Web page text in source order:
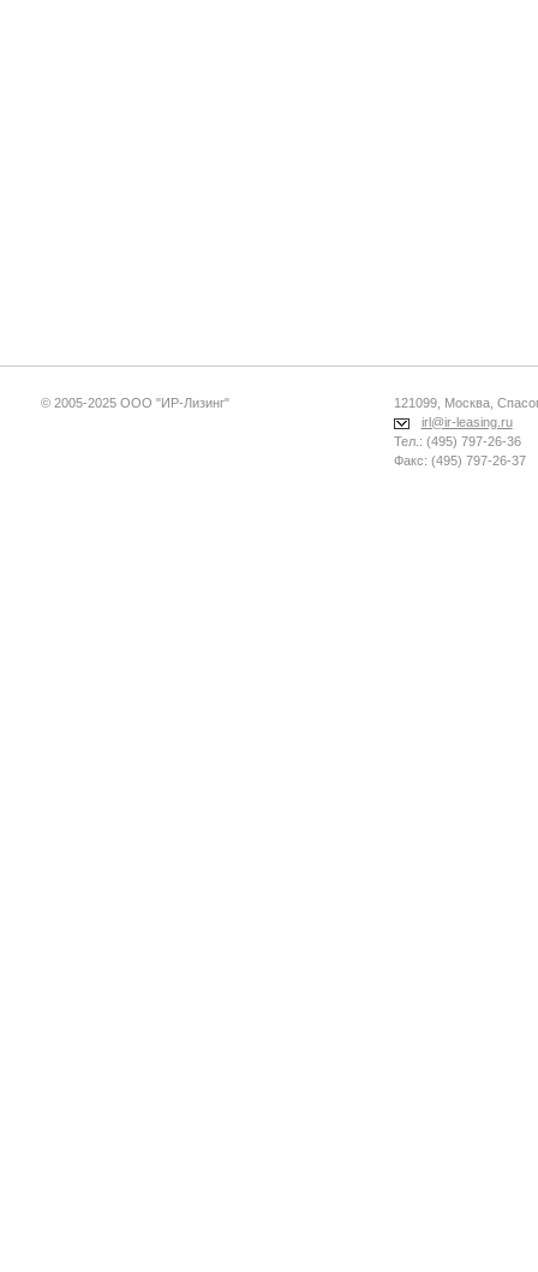
© 2005-2025 ООО "ИР-Лизинг"
121099, Москва,
irl@ir-leasing.ru
Тел.: (495) 797-26-36
Факс: (495) 797-26-37